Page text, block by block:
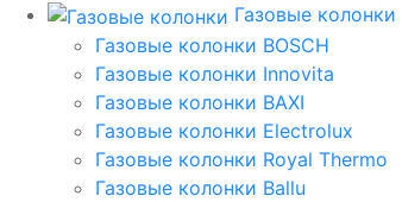
Газовые колонки
Газовые колонки BOSCH
Газовые колонки Innovita
Газовые колонки BAXI
Газовые колонки Electrolux
Газовые колонки Royal Thermo
Газовые колонки Ballu